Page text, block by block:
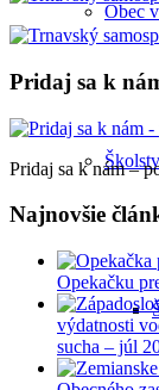
Obec
Pridaj sa k
Pridaj sa k nám –
Najnovšie
Opekačku
výdatnosti
sucha – júl